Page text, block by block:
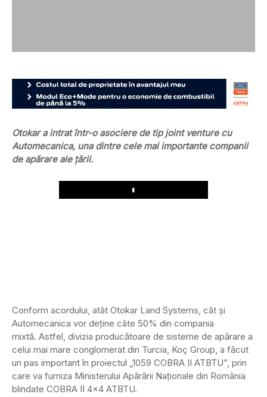
Otokar a intrat într-o asociere de tip joint venture cu
Automecanica, una dintre cele mai importante companii
de apărare ale țării.
Play
Conform acordului, atât Otokar Land Systems, cât și
Automecanica vor deține câte 50% din compania
mixtă. Astfel, divizia producătoare de sisteme de apărare a
celui mai mare conglomerat din Turcia, Koç Group, a făcut
un pas important în proiectul „1059 COBRA II ATBTU”, prin
care va furniza Ministerului Apărării Naționale din România
blindate COBRA II 4×4 ATBTU.